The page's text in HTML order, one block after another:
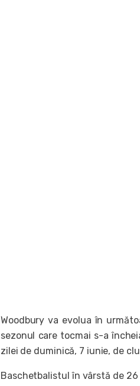
Woodbury va evolua în
sezonul care tocmai s-a
zilei de duminică, 7 iunie, de
Baschetbalistul în vârstă de